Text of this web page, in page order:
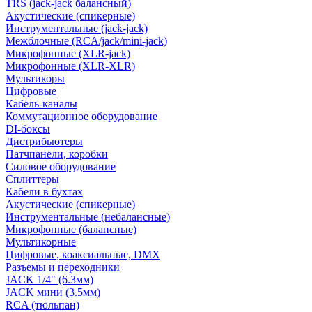
TRS (jack-jack балансный)
Акустические (спикерные)
Инструментальные (jack-jack)
Межблочные (RCA/jack/mini-jack)
Микрофонные (XLR-jack)
Микрофонные (XLR-XLR)
Мультикоры
Цифровые
Кабель-каналы
Коммутационное оборудование
DI-боксы
Дистрибьютеры
Патчпанели, коробки
Силовое оборудование
Сплиттеры
Кабели в бухтах
Акустические (спикерные)
Инструментальные (небалансные)
Микрофонные (балансные)
Мультикорные
Цифровые, коаксиальные, DMX
Разъемы и переходники
JACK 1/4" (6.3мм)
JACK мини (3.5мм)
RCA (тюльпан)